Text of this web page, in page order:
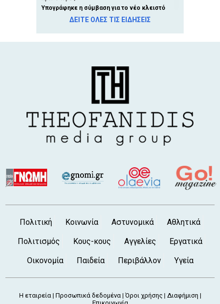
Υπογράφηκε η σύμβαση για το νέο κλειστό
γυμναστήριο Ψαχνών - Στην τελική ευθεία
Νείλου - Στους 65 οι νοσούντες
Χαλκιδέος Κωστής Λιαλιάρης
6 Αυγ 2026, 3:20 μ.μ.
ΑΥΛΙΔΑ: Καταγγελία για χόρτα 1,5 μέτρου
στις εγκαταστάσεις της ΕΡΤ κοντά στον
6 Αυγ 2026, 2:46 μ.μ.
ΧΑΛΚΙΔΑ: Άφησε την τελευταία της πνοή η
Στέλλα Ανυφαντή
6 Αυγ 2026, 2:12 μ.μ.
ΧΑΛΚΙΔΑ: Όχι άλλο κάρβουνο - Η νέα
σατιρική κωμωδία των Ρέππα και
Παπαθανασίου έρχεται στο Θέατρο Ορέστης
Μακρής
6 Αυγ 2026, 1:37 μ.μ.
κίνητρα
ΔΕΙΤΕ ΟΛΕΣ ΤΙΣ ΕΙΔΗΣΕΙΣ
Πολιτική Κοινωνία Αστυνομικά Αθλητικά
Πολιτισμός Κους-κους Αγγελίες Εργατικά
Οικονομία Παιδεία Περιβάλλον Υγεία
Η εταιρεία| Προσωπικά δεδομένα| Όροι χρήσης| Διαφήμιση